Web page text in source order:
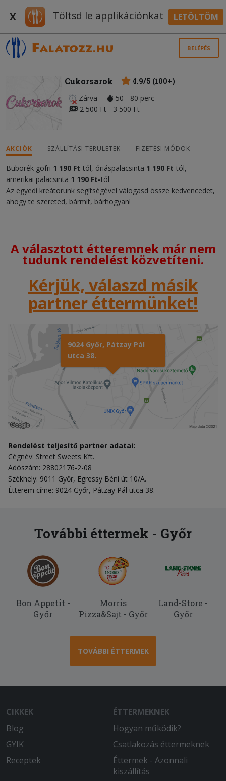
X Töltsd le applikációnkat LETÖLTÖM
BELÉPÉS
Cukorsarok
4.9/5 (100+)
Zárva
50 - 80 perc
2 500 Ft - 3 500 Ft
AKCIÓK SZÁLLÍTÁSI TERÜLETEK FIZETÉSI MÓDOK
Buborék gofri 1 190 Ft-tól, óriáspalacsinta 1 190 Ft-tól,
amerikai palacsinta 1 190 Ft-tól
Az egyedi kreátorunk segítségével válogasd össze kedvencedet,
ahogy te szereted, bármit, bárhogyan!
A választott étteremnek már nem
tudunk rendelést közvetíteni.
Kérjük, válaszd másik
partner éttermünket!
9024 Győr, Pátzay Pál
utca 38.
Rendelést teljesítő partner adatai:
Cégnév: Street Sweets Kft.
Adószám: 28802176-2-08
Székhely: 9011 Győr, Egressy Béni út 10/A.
Étterem címe: 9024 Győr, Pátzay Pál utca 38.
További éttermek - Győr
Bon Appetit -
Győr
Morris
Pizza&Sajt - Győr
Land-Store -
Győr
TOVÁBBI ÉTTERMEK
CIKKEK
Blog
GYIK
Receptek
ÉTTERMEKNEK
Hogyan működik?
Csatlakozás éttermeknek
Éttermek - Azonnali
kiszállítás